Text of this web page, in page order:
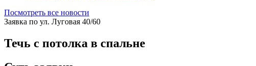
Посмотреть все новости
Заявка по ул. Луговая 40/60
Течь с потолка в спальне